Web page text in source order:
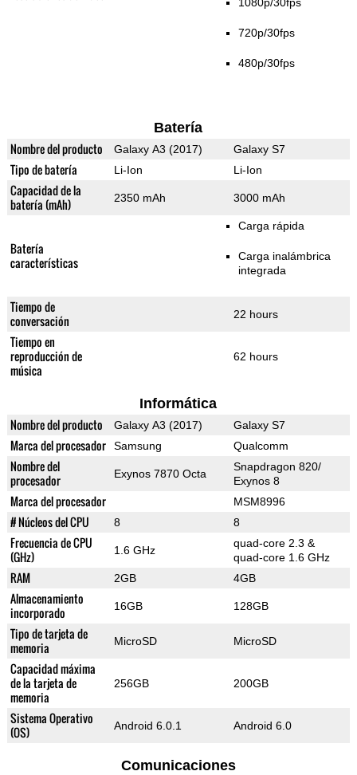
720p/30fps
480p/30fps
Batería
Nombre del producto Galaxy A3 (2017) Galaxy S7
Tipo de batería Li-Ion Li-Ion
Capacidad de la
batería (mAh)
2350 mAh 3000 mAh
Batería
características
Carga rápida
Carga inalámbrica
integrada
Tiempo de
conversación
22 hours
Tiempo en
reproducción de
música
62 hours
Informática
Nombre del producto Galaxy A3 (2017) Galaxy S7
Marca del procesador Samsung Qualcomm
Nombre del
procesador
Exynos 7870 Octa
Snapdragon 820/
Exynos 8
Marca del procesador MSM8996
# Núcleos del CPU 8 8
Frecuencia de CPU
(GHz)
1.6 GHz
quad-core 2.3 &
quad-core 1.6 GHz
RAM 2GB 4GB
Almacenamiento
incorporado
16GB 128GB
Tipo de tarjeta de
memoria
MicroSD MicroSD
Capacidad máxima
de la tarjeta de
memoria
256GB 200GB
Sistema Operativo
(OS)
Android 6.0.1 Android 6.0
Comunicaciones